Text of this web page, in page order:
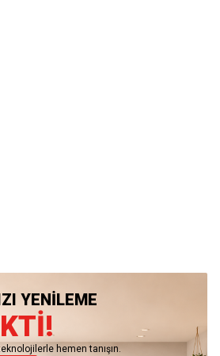
YENİLEME
hemen tanışın.